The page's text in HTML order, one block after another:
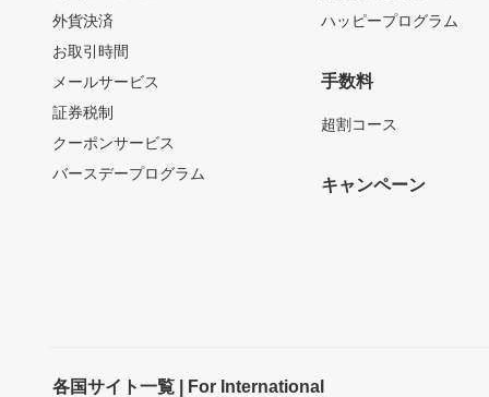
外貨決済
お取引時間
メールサービス
証券税制
クーポンサービス
バースデープログラム
ハッピープログラム
手数料
超割コース
キャンペーン
各国サイト一覧 | For International